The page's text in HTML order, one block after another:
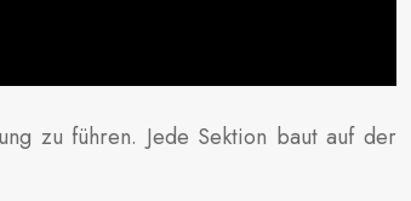
zu führen. Jede Sektion baut auf der